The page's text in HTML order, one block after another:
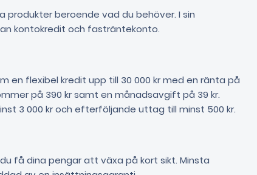
produkter beroende vad du behöver. I sin
kontokredit och fasträntekonto.
en flexibel kredit upp till 30 000 kr med en ränta på
på 390 kr samt en månadsavgift på 39 kr.
3 000 kr och efterföljande uttag till minst 500 kr.
få dina pengar att växa på kort sikt. Minsta